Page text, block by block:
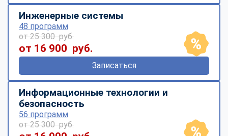
Инженерные системы
48 программ
от 25 300 руб.
от 16 900 руб.
Записаться
Информационные технологии и
безопасность
56 программ
от 25 300 руб.